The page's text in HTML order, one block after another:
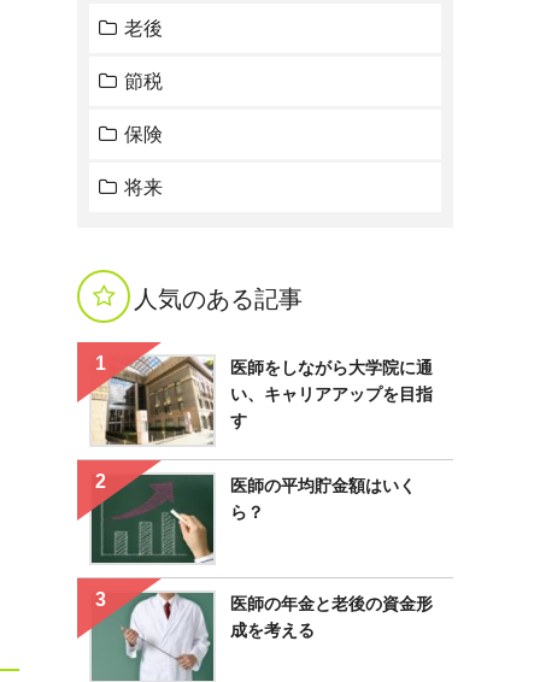
老後
節税
保険
将来
人気のある記事
医師をしながら大学院に通
い、キャリアアップを目指
す
医師の平均貯金額はいく
ら？
医師の年金と老後の資金形
成を考える